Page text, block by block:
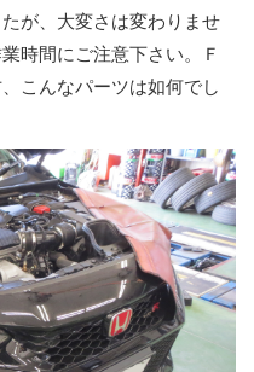
が、大変さは変わりませ
時間にご注意下さい。Ｆ
こんなパーツは如何でし